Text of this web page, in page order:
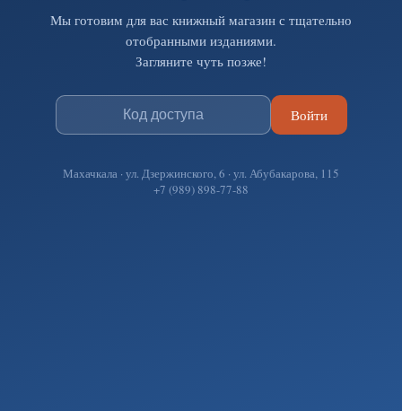
Мы готовим для вас книжный магазин с тщательно
отобранными изданиями.
Загляните чуть позже!
Войти
Махачкала · ул. Дзержинского, 6 · ул. Абубакарова, 115
+7 (989) 898-77-88